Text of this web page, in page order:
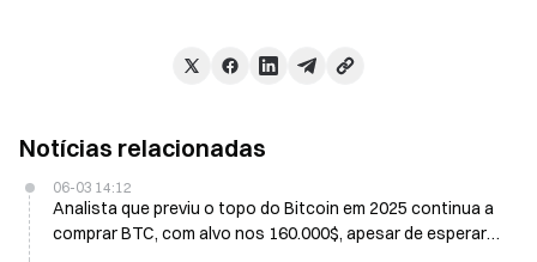
Notícias relacionadas
06-03 14:12
Analista que previu o topo do Bitcoin em 2025 continua a
comprar BTC, com alvo nos 160.000$, apesar de esperar